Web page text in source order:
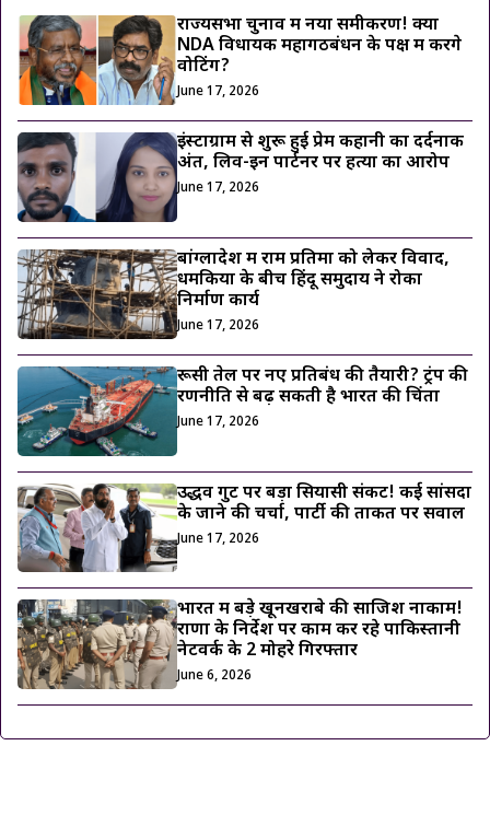
राज्यसभा चुनाव में नया समीकरण! क्या
NDA विधायक महागठबंधन के पक्ष में करेंगे
वोटिंग?
June 17, 2026
इंस्टाग्राम से शुरू हुई प्रेम कहानी का दर्दनाक
अंत, लिव-इन पार्टनर पर हत्या का आरोप
June 17, 2026
बांग्लादेश में राम प्रतिमा को लेकर विवाद,
धमकियों के बीच हिंदू समुदाय ने रोका
निर्माण कार्य
June 17, 2026
रूसी तेल पर नए प्रतिबंध की तैयारी? ट्रंप की
रणनीति से बढ़ सकती है भारत की चिंता
June 17, 2026
उद्धव गुट पर बड़ा सियासी संकट! कई सांसदों
के जाने की चर्चा, पार्टी की ताकत पर सवाल
June 17, 2026
भारत में बड़े खूनखराबे की साजिश नाकाम!
राणा के निर्देश पर काम कर रहे पाकिस्तानी
नेटवर्क के 2 मोहरे गिरफ्तार
June 6, 2026